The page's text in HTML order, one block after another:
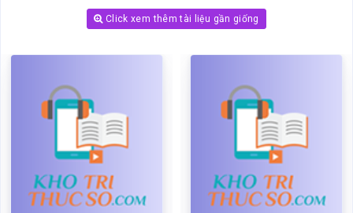
Click xem thêm tài liệu gần giống